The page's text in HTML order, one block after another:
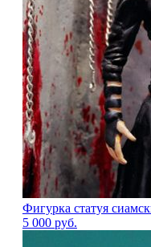
Фигурка статуя
5 000 руб.